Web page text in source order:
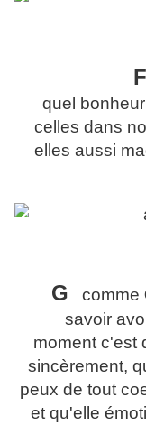
F
quel
celles dans
elles aussi
G comme
savoir
moment c'est
sincèrement,
peux de tout
et qu'elle